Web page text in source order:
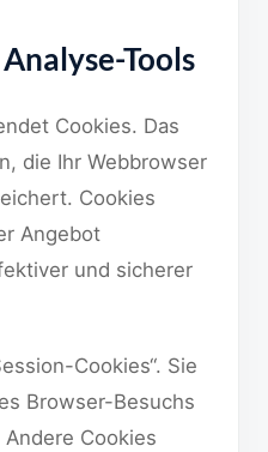
Tools
Cookies. Das
die Ihr Webbrowser
Cookies
Angebot
und sicherer
Cookies“. Sie
Browser-Besuchs
Cookies